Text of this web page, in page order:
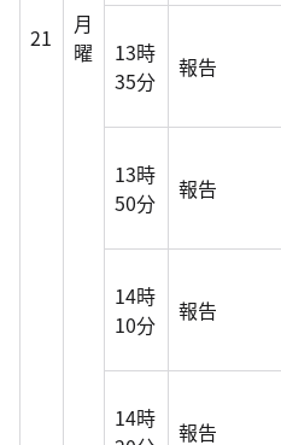
21
月
曜
13時
35分
報告
13時
50分
報告
14時
10分
報告
14時
報告